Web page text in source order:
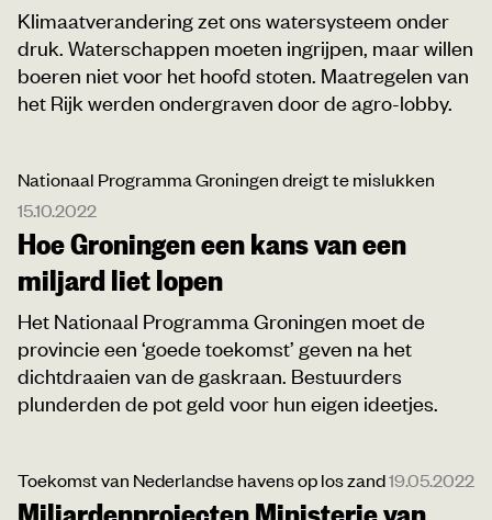
Klimaatverandering zet ons watersysteem onder
druk. Waterschappen moeten ingrijpen, maar willen
boeren niet voor het hoofd stoten. Maatregelen van
het Rijk werden ondergraven door de agro-lobby.
Nationaal Programma Groningen dreigt te mislukken
15.10.2022
Hoe Groningen een kans van een
miljard liet lopen
Het Nationaal Programma Groningen moet de
provincie een ‘goede toekomst’ geven na het
dichtdraaien van de gaskraan. Bestuurders
plunderden de pot geld voor hun eigen ideetjes.
Toekomst van Nederlandse havens op los zand19.05.2022